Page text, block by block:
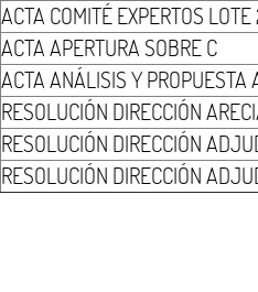
ACTA COMITÉ EXPERTOS LOTE
ACTA APERTURA SOBRE C
ACTA ANÁLISIS Y PROPUESTA
RESOLUCIÓN DIRECCIÓN
RESOLUCIÓN DIRECCIÓN
RESOLUCIÓN DIRECCIÓN